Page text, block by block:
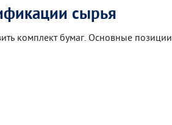
сырья
комплект бумаг. Основные позиции